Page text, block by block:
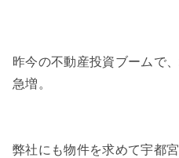
昨今の不動産投資ブームで
急増。
弊社にも物件を求めて宇都